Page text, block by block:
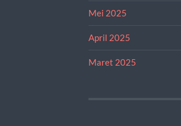
Mei 2025
April 2025
Maret 2025